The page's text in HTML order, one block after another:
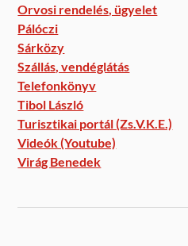
Orvosi rendelés, ügyelet
Pálóczi
Sárközy
Szállás, vendéglátás
Telefonkönyv
Tibol László
Turisztikai portál (Zs.V.K.E.)
Videók (Youtube)
Virág Benedek